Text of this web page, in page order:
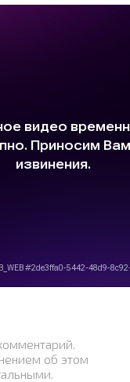
об этом